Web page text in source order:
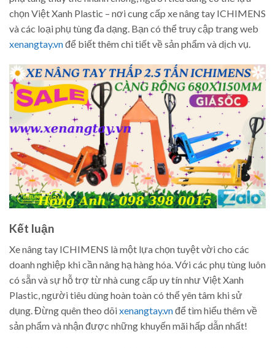
chọn Việt Xanh Plastic – nơi cung cấp xe nâng tay ICHIMENS
và các loại phụ tùng đa dạng. Bạn có thể truy cập trang web
xenangtay.vnđể biết thêm chi tiết về sản phẩm và dịch vụ.
Kết luận
Xe nâng tay ICHIMENS là một lựa chọn tuyệt vời cho các
doanh nghiệp khi cần nâng hạ hàng hóa. Với các phụ tùng luôn
có sẵn và sự hỗ trợ từ nhà cung cấp uy tín như Việt Xanh
Plastic, người tiêu dùng hoàn toàn có thể yên tâm khi sử
dụng. Đừng quên theo dõixenangtay.vnđể tìm hiểu thêm về
sản phẩm và nhận được những khuyến mãi hấp dẫn nhất!